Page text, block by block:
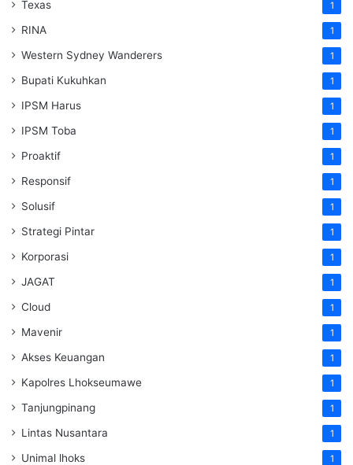
Texas 1
RINA 1
Western Sydney Wanderers 1
Bupati Kukuhkan 1
IPSM Harus 1
IPSM Toba 1
Proaktif 1
Responsif 1
Solusif 1
Strategi Pintar 1
Korporasi 1
JAGAT 1
Cloud 1
Mavenir 1
Akses Keuangan 1
Kapolres Lhokseumawe 1
Tanjungpinang 1
Lintas Nusantara 1
Unimal lhoks 1